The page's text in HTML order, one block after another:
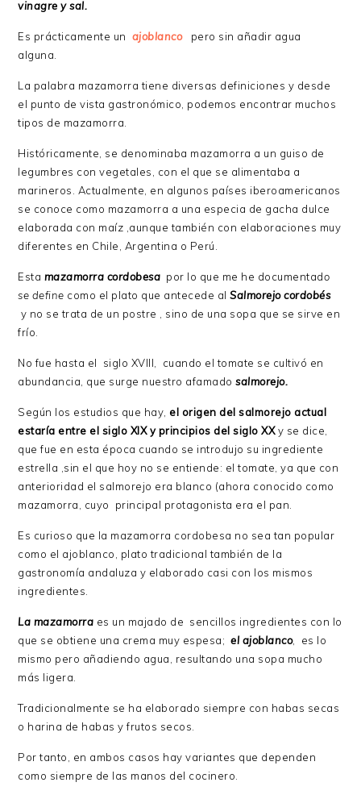
vinagre y sal.
Es prácticamente un ajoblanco pero sin añadir agua
alguna.
La palabra mazamorra tiene diversas definiciones y desde
el punto de vista gastronómico, podemos encontrar muchos
tipos de mazamorra.
Históricamente, se denominaba mazamorra a un guiso de
legumbres con vegetales, con el que se alimentaba a
marineros. Actualmente, en algunos países iberoamericanos
se conoce como mazamorra a una especia de gacha dulce
elaborada con maíz ,aunque también con elaboraciones muy
diferentes en Chile, Argentina o Perú.
Esta mazamorra cordobesa por lo que me he documentado
se define como el plato que antecede alSalmorejo cordobés
y no se trata de un postre , sino de una sopa que se sirve en
frío.
No fue hasta el siglo XVIII, cuando el tomate se cultivó en
abundancia, que surge nuestro afamadosalmorejo.
Según los estudios que hay,el origen del salmorejo actual
estaría entre el siglo XIX y principios del siglo XXy se dice,
que fue en esta época cuando se introdujo su ingrediente
estrella ,sin el que hoy no se entiende: el tomate, ya que con
anterioridad el salmorejo era blanco (ahora conocido como
mazamorra, cuyo principal protagonista era el pan.
Es curioso que la mazamorra cordobesa no sea tan popular
como el ajoblanco, plato tradicional también de la
gastronomía andaluza y elaborado casi con los mismos
ingredientes.
La mazamorra es un majado de sencillos ingredientes con lo
que se obtiene una crema muy espesa;el ajoblanco, es lo
mismo pero añadiendo agua, resultando una sopa mucho
más ligera.
Tradicionalmente se ha elaborado siempre con habas secas
o harina de habas y frutos secos.
Por tanto, en ambos casos hay variantes que dependen
como siempre de las manos del cocinero.